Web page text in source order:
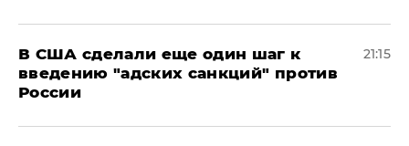
В США сделали еще один шаг к
введению "адских санкций" против
России
21:15